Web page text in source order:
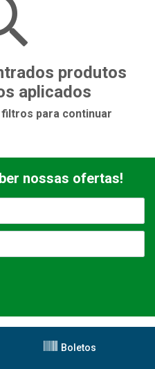
produtos
aplicados
para continuar
nossas ofertas!
Boletos